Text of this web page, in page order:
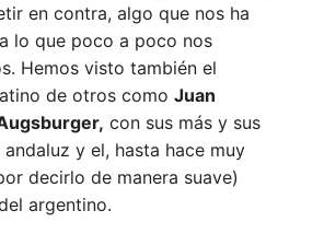
en contra, algo que nos ha
lo que poco a poco nos
Hemos visto también el
de otros como Juan
con sus más y sus
y el, hasta hace muy
decirlo de manera suave)
argentino.